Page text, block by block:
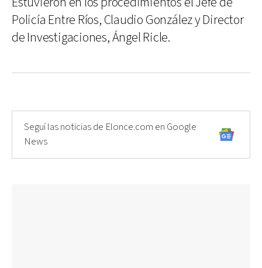
Policía Entre Ríos, Claudio González y Director
de Investigaciones, Ángel Ricle.
Seguí las noticias de Elonce.com en Google
News